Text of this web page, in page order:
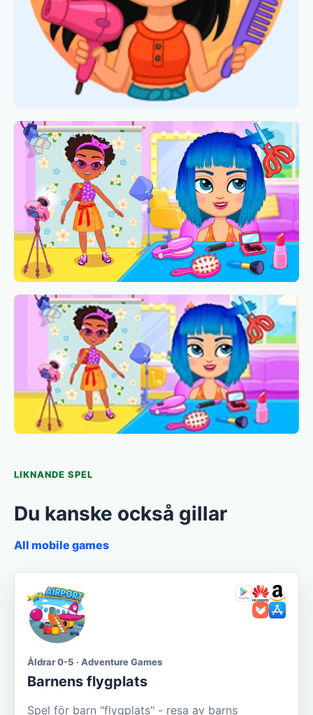
LIKNANDE SPEL
Du kanske också gillar
All mobile games
Åldrar 0-5 · Adventure Games
Barnens flygplats
Spel för barn "flygplats" - resa av barns